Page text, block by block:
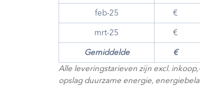
feb-25 €
mrt-25 €
Gemiddelde €
Alle leveringstarieven zijn excl.
opslag duurzame energie,